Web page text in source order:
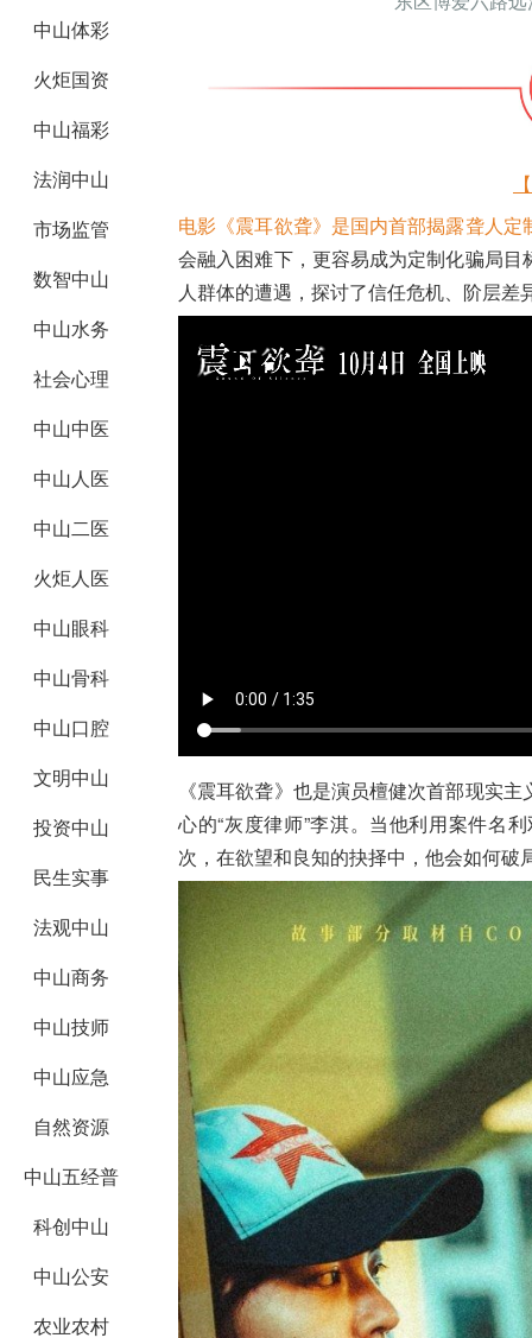
中山体彩
火炬国资
中山福彩
法润中山
市场监管
数智中山
中山水务
社会心理
中山中医
中山人医
中山二医
火炬人医
中山眼科
中山骨科
中山口腔
文明中山
投资中山
民生实事
法观中山
中山商务
中山技师
中山应急
自然资源
中山五经普
科创中山
中山公安
农业农村
电影《震耳欲聋》是国内首部揭露聋人定
会融入困难下，更容易成为定制化骗局
人群体的遭遇，探讨了信任危机、阶层
《震耳欲聋》也是演员檀健次首部现实
心的“灰度律师”李淇。当他利用案件名
次，在欲望和良知的抉择中，他会如何破